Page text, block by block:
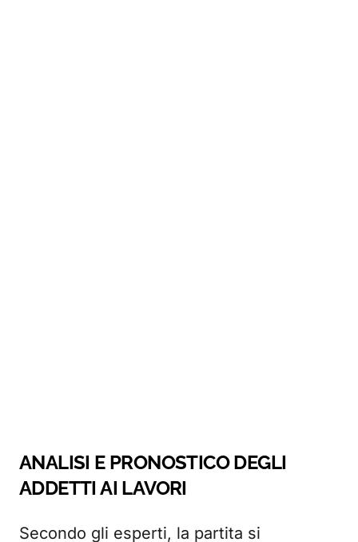
ANALISI E PRONOSTICO DEGLI
ADDETTI AI LAVORI
Secondo gli esperti, la partita si